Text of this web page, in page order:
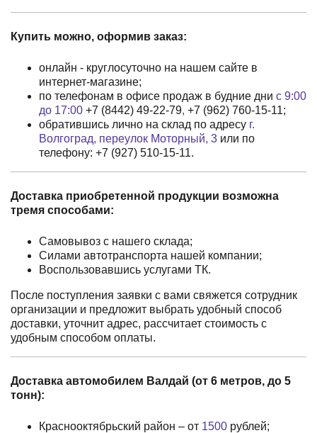
Купить можно, оформив заказ:
онлайн - круглосуточно на нашем сайте в
интернет-магазине;
по телефонам в офисе продаж в будние дни с 9:00
до 17:00 +7 (8442) 49-22-79, +7 (962) 760-15-11;
обратившись лично на склад по адресу г.
Волгоград, переулок Моторный, 3 или по
телефону: +7 (927) 510-15-11.
Доставка приобретенной продукции возможна
тремя способами:
Самовывоз с нашего склада;
Силами автотранспорта нашей компании;
Воспользовавшись услугами ТК.
После поступления заявки с вами свяжется сотрудник
организации и предложит выбрать удобный способ
доставки, уточнит адрес, рассчитает стоимость с
удобным способом оплаты.
Доставка автомобилем Валдай (от 6 метров, до 5
тонн):
Краснооктябрьский район – от 1500 рублей;